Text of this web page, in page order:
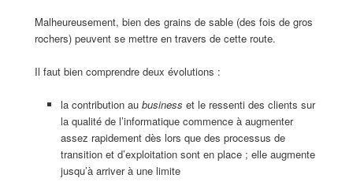
Malheureusement, bien des grains de sable (des fois de gros
rochers) peuvent se mettre en travers de cette route.
Il faut bien comprendre deux évolutions :
la contribution au business et le ressenti des clients sur
la qualité de l’informatique commence à augmenter
assez rapidement dès lors que des processus de
transition et d’exploitation sont en place ; elle augmente
jusqu’à arriver à une limite